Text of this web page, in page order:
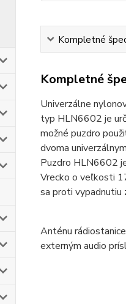
Kompletné
Kompletné
Univerzálne
typ HLN6602 je
možné puzdro
dvoma
Puzdro HLN6602
Vrecko o veľkosti
sa proti vypadnutiu
Anténu
externým audio